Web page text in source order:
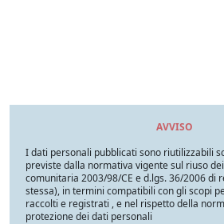
AVVISO
I dati personali pubblicati sono riutilizzabili
previste dalla normativa vigente sul riuso
comunitaria 2003/98/CE e d.lgs. 36/2006 di
stessa), in termini compatibili con gli scopi
raccolti e registrati , e nel rispetto della
protezione dei dati personali